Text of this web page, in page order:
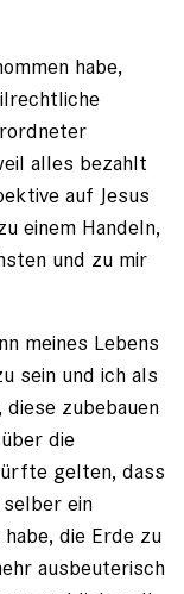
habe,
alles bezahlt
auf Jesus
einem Handeln,
und zu mir
meines Lebens
sein und ich als
zubebauen
die
gelten, dass
ein
die Erde zu
ausbeuterisch